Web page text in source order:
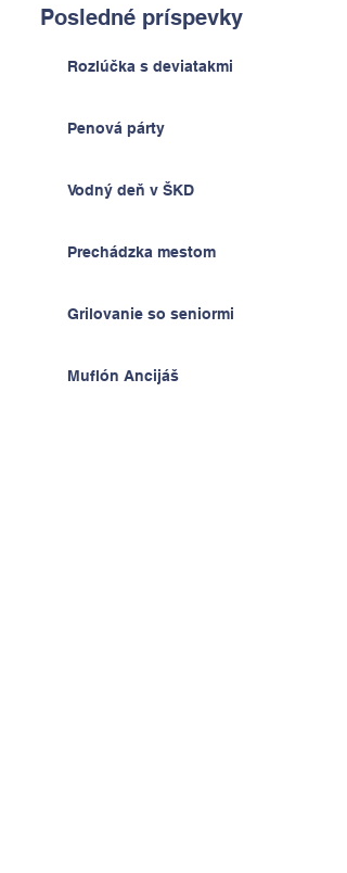
Posledné príspevky
Rozlúčka s deviatakmi
Penová párty
Vodný deň v ŠKD
Prechádzka mestom
Grilovanie so seniormi
Muflón Ancijáš